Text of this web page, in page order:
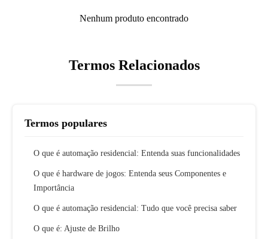
Nenhum produto encontrado
Termos Relacionados
Termos populares
O que é automação residencial: Entenda suas funcionalidades
O que é hardware de jogos: Entenda seus Componentes e
Importância
O que é automação residencial: Tudo que você precisa saber
O que é: Ajuste de Brilho